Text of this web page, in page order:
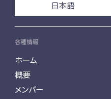
日本語
各種情報
ホーム
概要
メンバー